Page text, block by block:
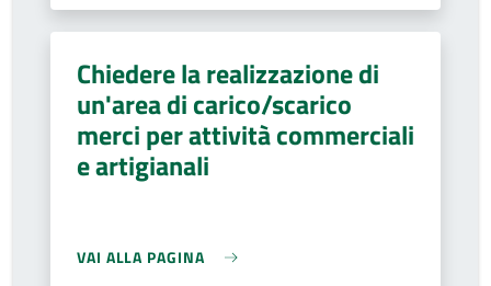
Chiedere la realizzazione di
un'area di carico/scarico
merci per attività commerciali
e artigianali
VAI ALLA PAGINA